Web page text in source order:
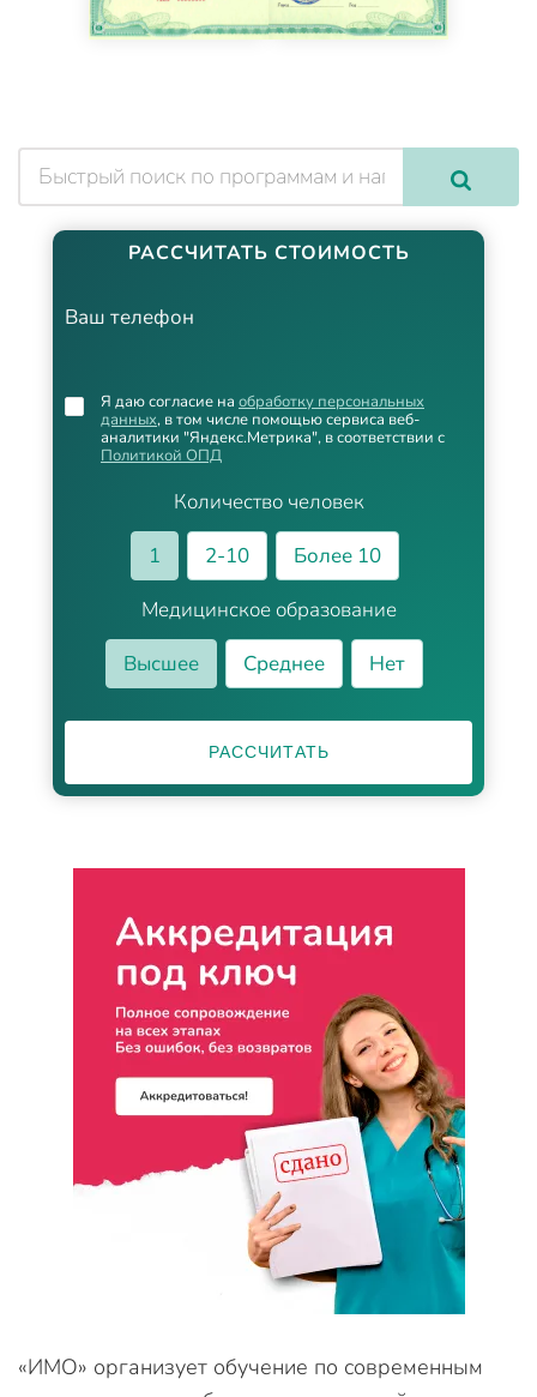
РАССЧИТАТЬ СТОИМОСТЬ
Ваш телефон
Количество человек
1
2-10
Более 10
Медицинское образование
Высшее
Среднее Нет
Я даю согласие на обработку персональных
данных, в том числе помощью сервиса веб-
аналитики "Яндекс.Метрика", в соответствии с
Политикой ОПД
РАССЧИТАТЬ
«ИМО» организует обучение по современным